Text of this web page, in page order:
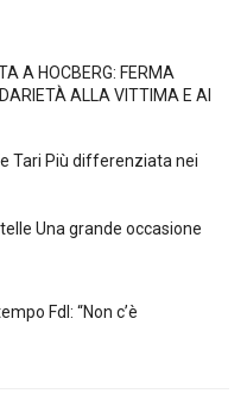
A HÖCBERG: FERMA
ALLA VITTIMA E AI
Tari Più differenziata nei
Una grande occasione
FdI: “Non c’è